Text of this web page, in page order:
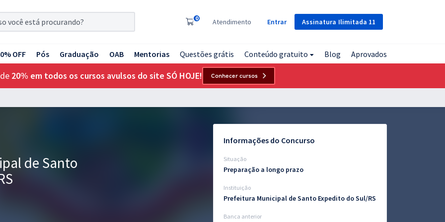
Assinatura Ilimitada 11
0 Atendimento Entrar
OFF Pós Graduação OAB Mentorias Questões grátis Conteúdo gratuito Blog Aprovados
20% em todos os cursos avulsos do site SÓ HOJE! Conhecer cursos
de Santo
Informações do Concurso
Situação
Preparação a longo prazo
Instituição
Prefeitura Municipal de Santo Expedito do Sul/RS
Banca anterior